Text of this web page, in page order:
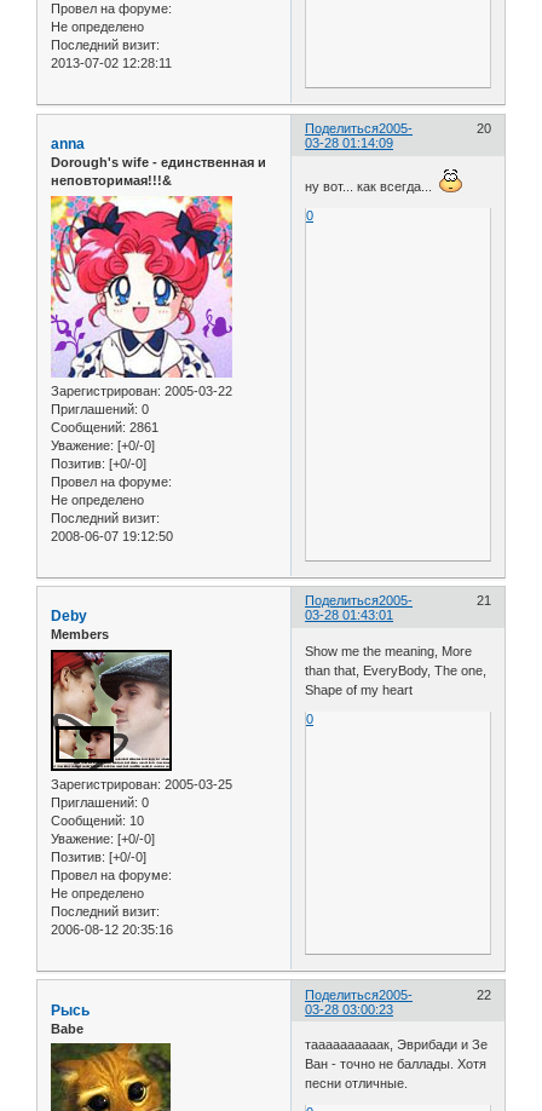
Провел на форуме:
Не определено
Последний визит:
2013-07-02 12:28:11
Поделиться 20
2005-
03-28 01:14:09
anna
Dorough's wife - единственная и
неповторимая!!!&
Зарегистрирован: 2005-03-22
Приглашений: 0
Сообщений: 2861
Уважение: [+0/-0]
Позитив: [+0/-0]
Провел на форуме:
Не определено
Последний визит:
2008-06-07 19:12:50
ну вот... как всегда...
0
Поделиться 21
2005-
03-28 01:43:01
Deby
Members
Зарегистрирован: 2005-03-25
Приглашений: 0
Сообщений: 10
Уважение: [+0/-0]
Позитив: [+0/-0]
Провел на форуме:
Не определено
Последний визит:
2006-08-12 20:35:16
Show me the meaning, More
than that, EveryBody, The one,
Shape of my heart
0
Поделиться 22
2005-
03-28 03:00:23
Рысь
Babe
таааааааааак, Эврибади и Зе
Ван - точно не баллады. Хотя
песни отличные.